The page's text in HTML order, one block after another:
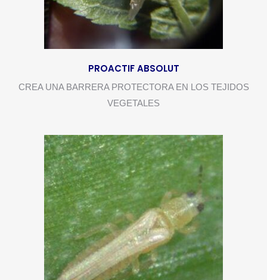
PROACTIF ABSOLUT
CREA UNA BARRERA PROTECTORA EN LOS TEJIDOS
VEGETALES